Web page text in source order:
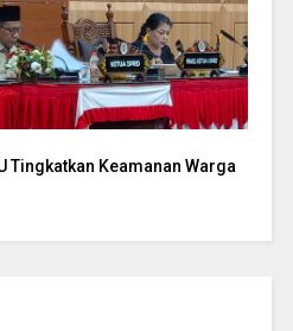
Tingkatkan Keamanan Warga